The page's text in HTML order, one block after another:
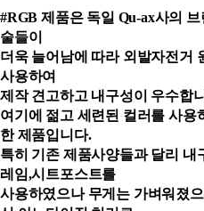
#RGB 제품은 독일 Qu-ax사의
술들이
더욱 늘어남에 따라 외발자전거
사용하여
제작 견고하고 내구성이 우수합
여기에 젊고 세련된 컬러를 사용
한 제품입니다.
특히 기존 제품사양들과 달리 내
레임,시트포스트를
사용하였으나 무게는 가벼워졌으